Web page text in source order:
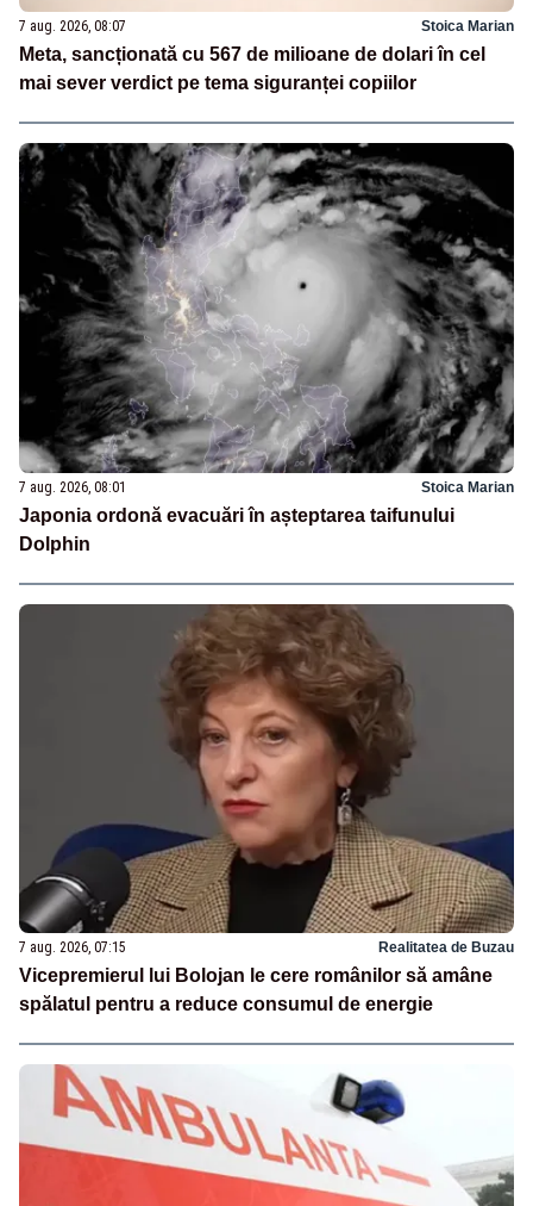
7 aug. 2026, 08:07 Stoica Marian
Meta, sancționată cu 567 de milioane de dolari în cel
mai sever verdict pe tema siguranței copiilor
7 aug. 2026, 08:01 Stoica Marian
Japonia ordonă evacuări în așteptarea taifunului
Dolphin
7 aug. 2026, 07:15 Realitatea de Buzau
Vicepremierul lui Bolojan le cere românilor să amâne
spălatul pentru a reduce consumul de energie